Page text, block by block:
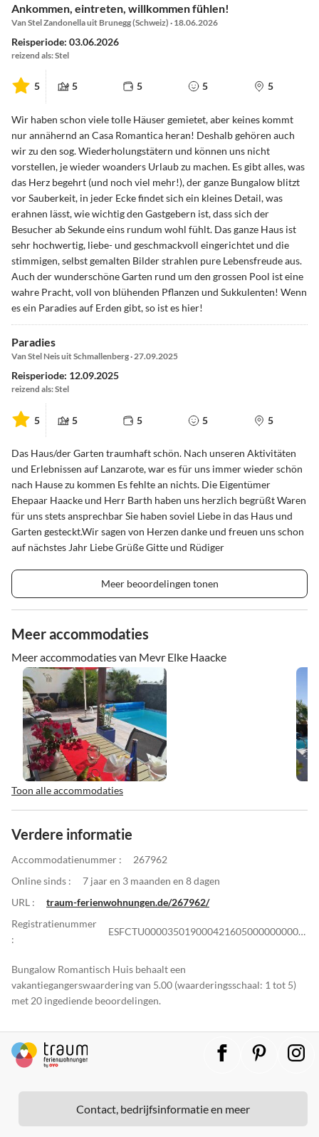
Ankommen, eintreten, willkommen fühlen!
Van Stel Zandonella uit Brunegg (Schweiz) · 18.06.2026
Reisperiode: 03.06.2026
reizend als: Stel
5 5 5 5 5
Wir haben schon viele tolle Häuser gemietet, aber keines kommt
nur annähernd an Casa Romantica heran! Deshalb gehören auch
wir zu den sog. Wiederholungstätern und können uns nicht
vorstellen, je wieder woanders Urlaub zu machen. Es gibt alles, was
das Herz begehrt (und noch viel mehr!), der ganze Bungalow blitzt
vor Sauberkeit, in jeder Ecke findet sich ein kleines Detail, was
erahnen lässt, wie wichtig den Gastgebern ist, dass sich der
Besucher ab Sekunde eins rundum wohl fühlt. Das ganze Haus ist
sehr hochwertig, liebe- und geschmackvoll eingerichtet und die
stimmigen, selbst gemalten Bilder strahlen pure Lebensfreude aus.
Auch der wunderschöne Garten rund um den grossen Pool ist eine
wahre Pracht, voll von blühenden Pflanzen und Sukkulenten! Wenn
es ein Paradies auf Erden gibt, so ist es hier!
Paradies
Van Stel Neis uit Schmallenberg · 27.09.2025
Reisperiode: 12.09.2025
reizend als: Stel
5 5 5 5 5
Das Haus/der Garten traumhaft schön. Nach unseren Aktivitäten
und Erlebnissen auf Lanzarote, war es für uns immer wieder schön
nach Hause zu kommen Es fehlte an nichts. Die Eigentümer
Ehepaar Haacke und Herr Barth haben uns herzlich begrüßt Waren
für uns stets ansprechbar Sie haben soviel Liebe in das Haus und
Garten gesteckt.Wir sagen von Herzen danke und freuen uns schon
auf nächstes Jahr Liebe Grüße Gitte und Rüdiger
Meer beoordelingen tonen
Meer accommodaties
Meer accommodaties van Mevr Elke Haacke
Toon alle accommodaties
Verdere informatie
Accommodatienummer :
267962
Online sinds :
7 jaar en 3 maanden en 8 dagen
URL :
traum-ferienwohnungen.de/267962/
Registratienummer
:
ESFCTU0000350190004216050000000000000000VV35300037522
Bungalow Romantisch Huis behaalt een
vakantiegangerswaardering van 5.00 (waarderingsschaal: 1 tot 5)
met 20 ingediende beoordelingen.
Contact, bedrijfsinformatie en meer